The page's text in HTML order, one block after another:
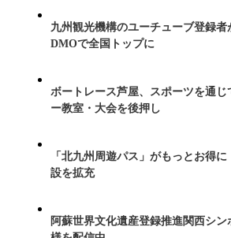
九州観光機構のユーチューブ登録者
DMOで全国トップに
ボートレース芦屋、スポーツを通
ー教室・大会を後押し
「北九州周遊パス」がもっとお得
設を拡充
阿蘇世界文化遺産登録推進関西シ